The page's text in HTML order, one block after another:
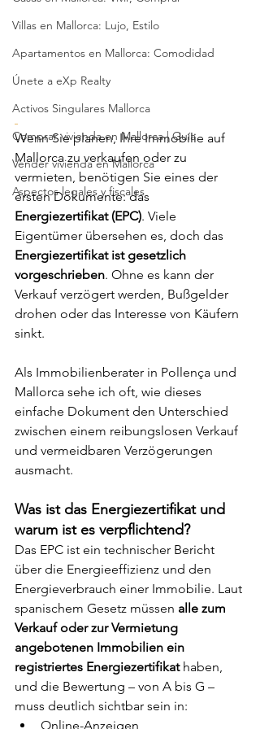
Villas en Mallorca: Lujo, Estilo
Apartamentos en Mallorca: Comodidad
Únete a eXp Realty
Activos Singulares Mallorca
Comprar vivienda en Mallorca | Guía
Vender vivienda en Mallorca
Aspectos legales y fiscales
Wenn Sie planen, Ihre Immobilie auf
Mallorca zu verkaufen oder zu
vermieten, benötigen Sie eines der
ersten Dokumente: das
Energiezertifikat (EPC). Viele
Eigentümer übersehen es, doch das
Energiezertifikat ist gesetzlich
vorgeschrieben. Ohne es kann der
Verkauf verzögert werden, Bußgelder
drohen oder das Interesse von Käufern
sinkt.
Als Immobilienberater in Pollença und
Mallorca sehe ich oft, wie dieses
einfache Dokument den Unterschied
zwischen einem reibungslosen Verkauf
und vermeidbaren Verzögerungen
ausmacht.
Was ist das Energiezertifikat und
warum ist es verpflichtend?
Das EPC ist ein technischer Bericht
über die Energieeffizienz und den
Energieverbrauch einer Immobilie. Laut
spanischem Gesetz müssen alle zum
Verkauf oder zur Vermietung
angebotenen Immobilien ein
registriertes Energiezertifikat haben,
und die Bewertung – von A bis G –
muss deutlich sichtbar sein in:
Online-Anzeigen